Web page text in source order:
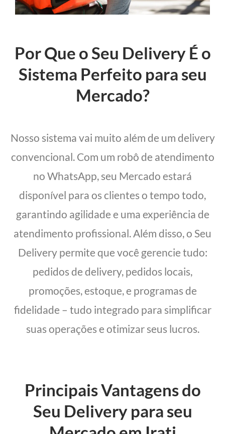
Por Que o Seu Delivery É o
Sistema Perfeito para seu
Mercado?
Nosso sistema vai muito além de um delivery
convencional. Com um robô de atendimento
no WhatsApp, seu Mercado estará
disponível para os clientes o tempo todo,
garantindo agilidade e uma experiência de
atendimento profissional. Além disso, o Seu
Delivery permite que você gerencie tudo:
pedidos de delivery, pedidos locais,
promoções, estoque, e programas de
fidelidade – tudo integrado para simplificar
suas operações e otimizar seus lucros.
Principais Vantagens do
Seu Delivery para seu